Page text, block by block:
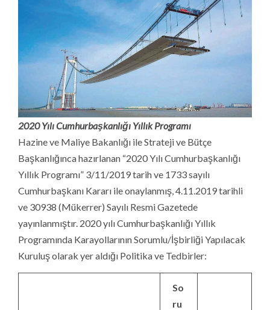
2020 Yılı Cumhurbaşkanlığı Yıllık Programı
Hazine ve Maliye Bakanlığı ile Strateji ve Bütçe
Başkanlığınca hazırlanan “2020 Yılı Cumhurbaşkanlığı
Yıllık Programı” 3/11/2019 tarih ve 1733 sayılı
Cumhurbaşkanı Kararı ile onaylanmış, 4.11.2019 tarihli
ve 30938 (Mükerrer) Sayılı Resmi Gazetede
yayınlanmıştır. 2020 yılı Cumhurbaşkanlığı Yıllık
Programında Karayollarının Sorumlu/İşbirliği Yapılacak
Kuruluş olarak yer aldığı Politika ve Tedbirler:
So
ru